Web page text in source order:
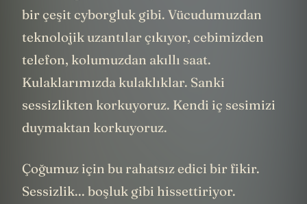
bir çeşit cyborgluk gibi. Vücudumuzdan
teknolojik uzantılar çıkıyor, cebimizden
telefon, kolumuzdan akıllı saat.
Kulaklarımızda kulaklıklar. Sanki
sessizlikten korkuyoruz. Kendi iç sesimizi
duymaktan korkuyoruz.
Çoğumuz için bu rahatsız edici bir fikir.
Sessizlik... boşluk gibi hissettiriyor.